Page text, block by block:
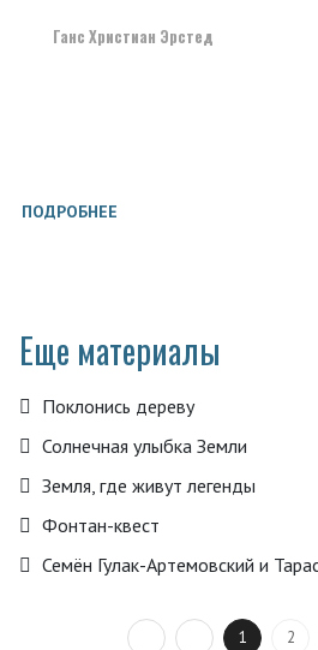
Ганс Христиан Эрстед
ПОДРОБНЕЕ
Еще материалы
Поклонись дереву
Солнечная улыбка Земли
Земля, где живут легенды
Фонтан-квест
Семён Гулак-Артемовский и
1
2